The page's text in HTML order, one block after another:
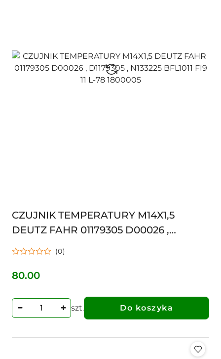
CZUJNIK TEMPERATURY M14X1,5
DEUTZ FAHR 01179305 D00026 ,
D1179305 , N133225 BFL1011 FI9 11 L-78
(0)
Cena:
80.00
szt. Do koszyka